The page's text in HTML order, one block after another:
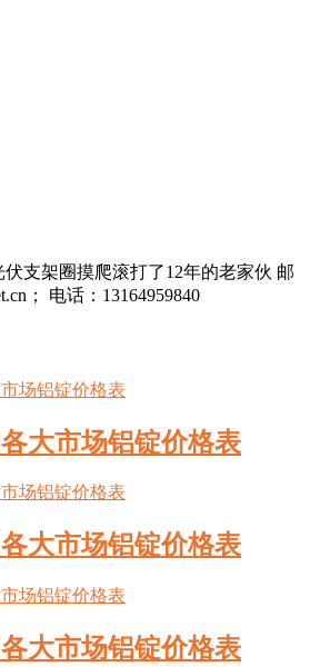
支架圈摸爬滚打了12年的老家伙 邮
； 电话：13164959840
大市场铝锭价格表
大市场铝锭价格表
大市场铝锭价格表